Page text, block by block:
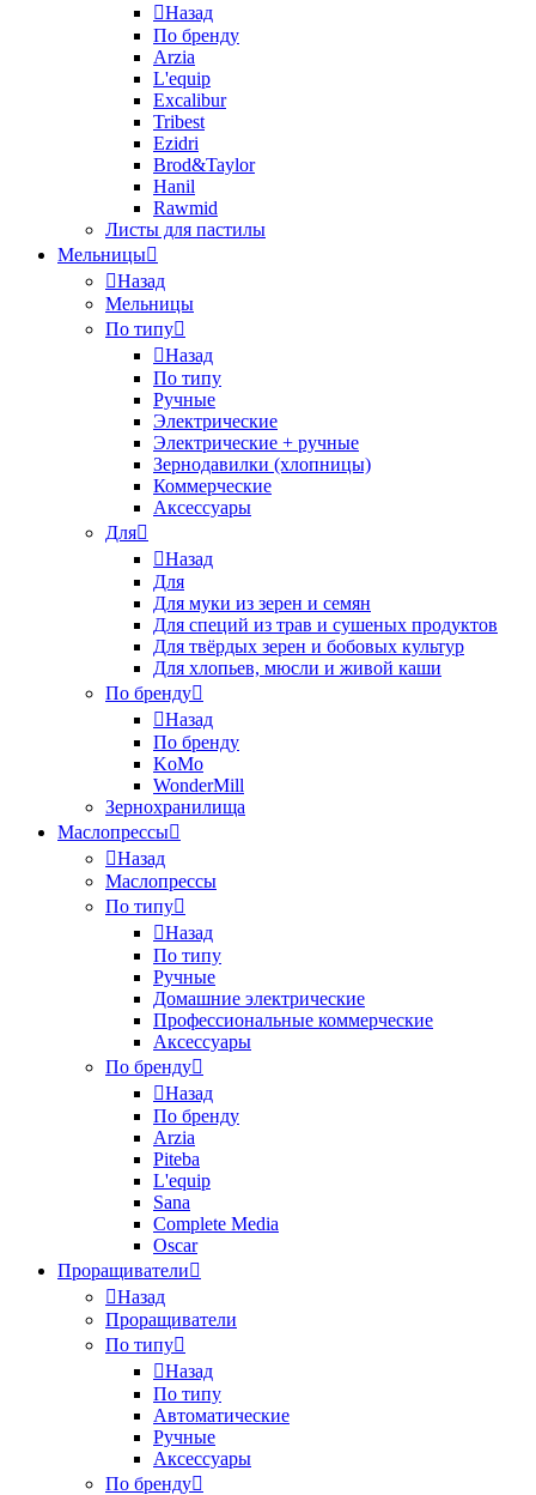
Назад
По бренду
Arzia
L'equip
Excalibur
Tribest
Ezidri
Brod&Taylor
Hanil
Rawmid
Листы для пастилы
Мельницы
Назад
Мельницы
По типу
Назад
По типу
Ручные
Электрические
Электрические + ручные
Зернодавилки (хлопницы)
Коммерческие
Аксессуары
Для
Назад
Для
Для муки из зерен и семян
Для специй из трав и сушеных продуктов
Для твёрдых зерен и бобовых культур
Для хлопьев, мюсли и живой каши
По бренду
Назад
По бренду
KoMo
WonderMill
Зернохранилища
Маслопрессы
Назад
Маслопрессы
По типу
Назад
По типу
Ручные
Домашние электрические
Профессиональные коммерческие
Аксессуары
По бренду
Назад
По бренду
Arzia
Piteba
L'equip
Sana
Complete Media
Oscar
Проращиватели
Назад
Проращиватели
По типу
Назад
По типу
Автоматические
Ручные
Аксессуары
По бренду